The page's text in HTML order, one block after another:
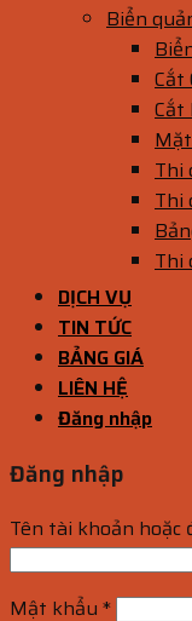
Biển
Cắt
Cắt
Thi
Thi
Thi
DỊCH VỤ
TIN TỨC
BẢNG GIÁ
LIÊN HỆ
Đăng nhập
Đăng nhập
Tên tài khoản hoặc
Mật khẩu *